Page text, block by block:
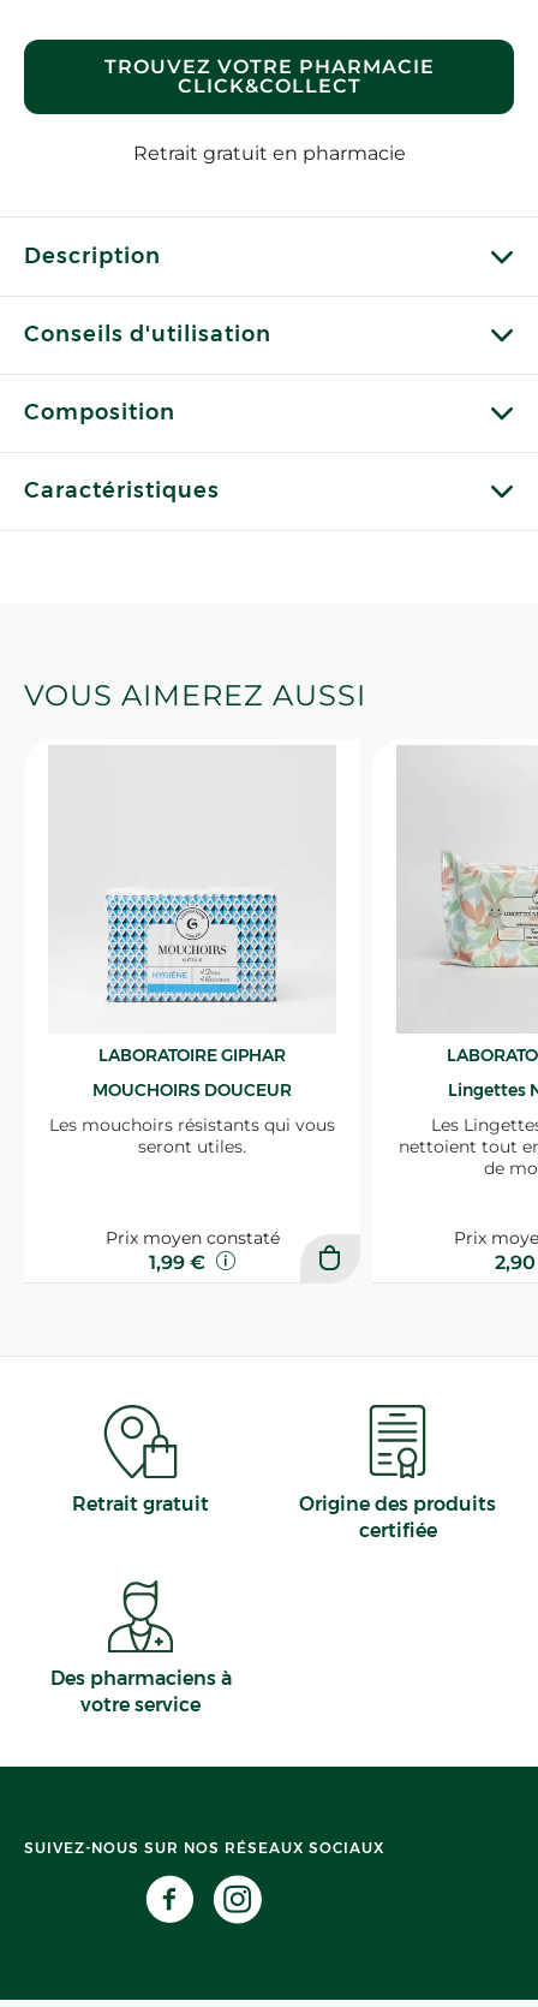
TROUVEZ VOTRE PHARMACIE
CLICK&COLLECT
Retrait gratuit en pharmacie
Description
Conseils d'utilisation
Composition
Caractéristiques
VOUS AIMEREZ AUSSI
LABORATOIRE GIPHAR
MOUCHOIRS DOUCEUR
Les mouchoirs résistants qui vous
seront utiles.
Prix moyen constaté
1,99 €
Lingettes
Les
nettoient tout
de
Prix
Retrait gratuit
Origine des produits
certifiée
Des pharmaciens à
votre service
SUIVEZ-NOUS SUR NOS RÉSEAUX SOCIAUX